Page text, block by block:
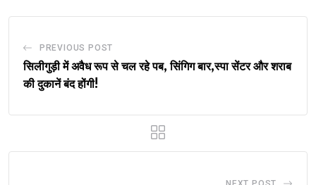
PREVIOUS POST
सिलीगुड़ी में अवैध रूप से चल रहे पब, सिंगिग बार,स्पा सेंटर और शराब
की दुकानें बंद होंगी!